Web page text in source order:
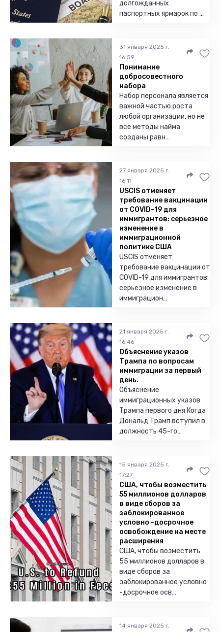
долгожданных
паспортных ярмарок по …
31 января 2025 г.
16:59
Понимание
добросовестного
набора
Набор персонала является
важной частью роста
любой организации, но не
все методы найма
созданы равн…
27 января 2025 г.
16:11
USCIS отменяет
требование вакцинации
от COVID-19 для
иммигрантов: серьезное
изменение в
иммиграционной
политике США
USCIS отменяет
требование вакцинации от
COVID-19 для иммигрантов:
серьезное изменение в
иммиграцион…
21 января 2025 г.
16:46
Объяснение указов
Трампа по вопросам
иммиграции за первый
день.
Объяснение
иммиграционных указов
Трампа первого дня Когда
Дональд Трамп вступил в
должность 45-го…
15 января 2025 г.
17:27
США, чтобы возместить
55 миллионов долларов
в виде сборов за
заблокированное
условно -досрочное
освобождение на месте
расширения
США, чтобы возместить
55 миллионов долларов в
виде сборов за
заблокированное условно
-досрочное осв…
14 января 2025 г.